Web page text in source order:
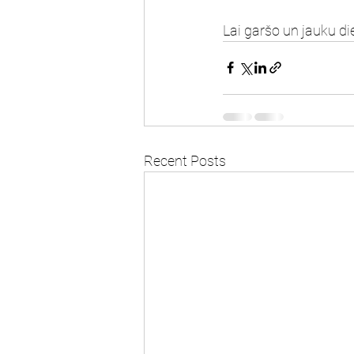
Lai garšo un jauku
Recent Posts